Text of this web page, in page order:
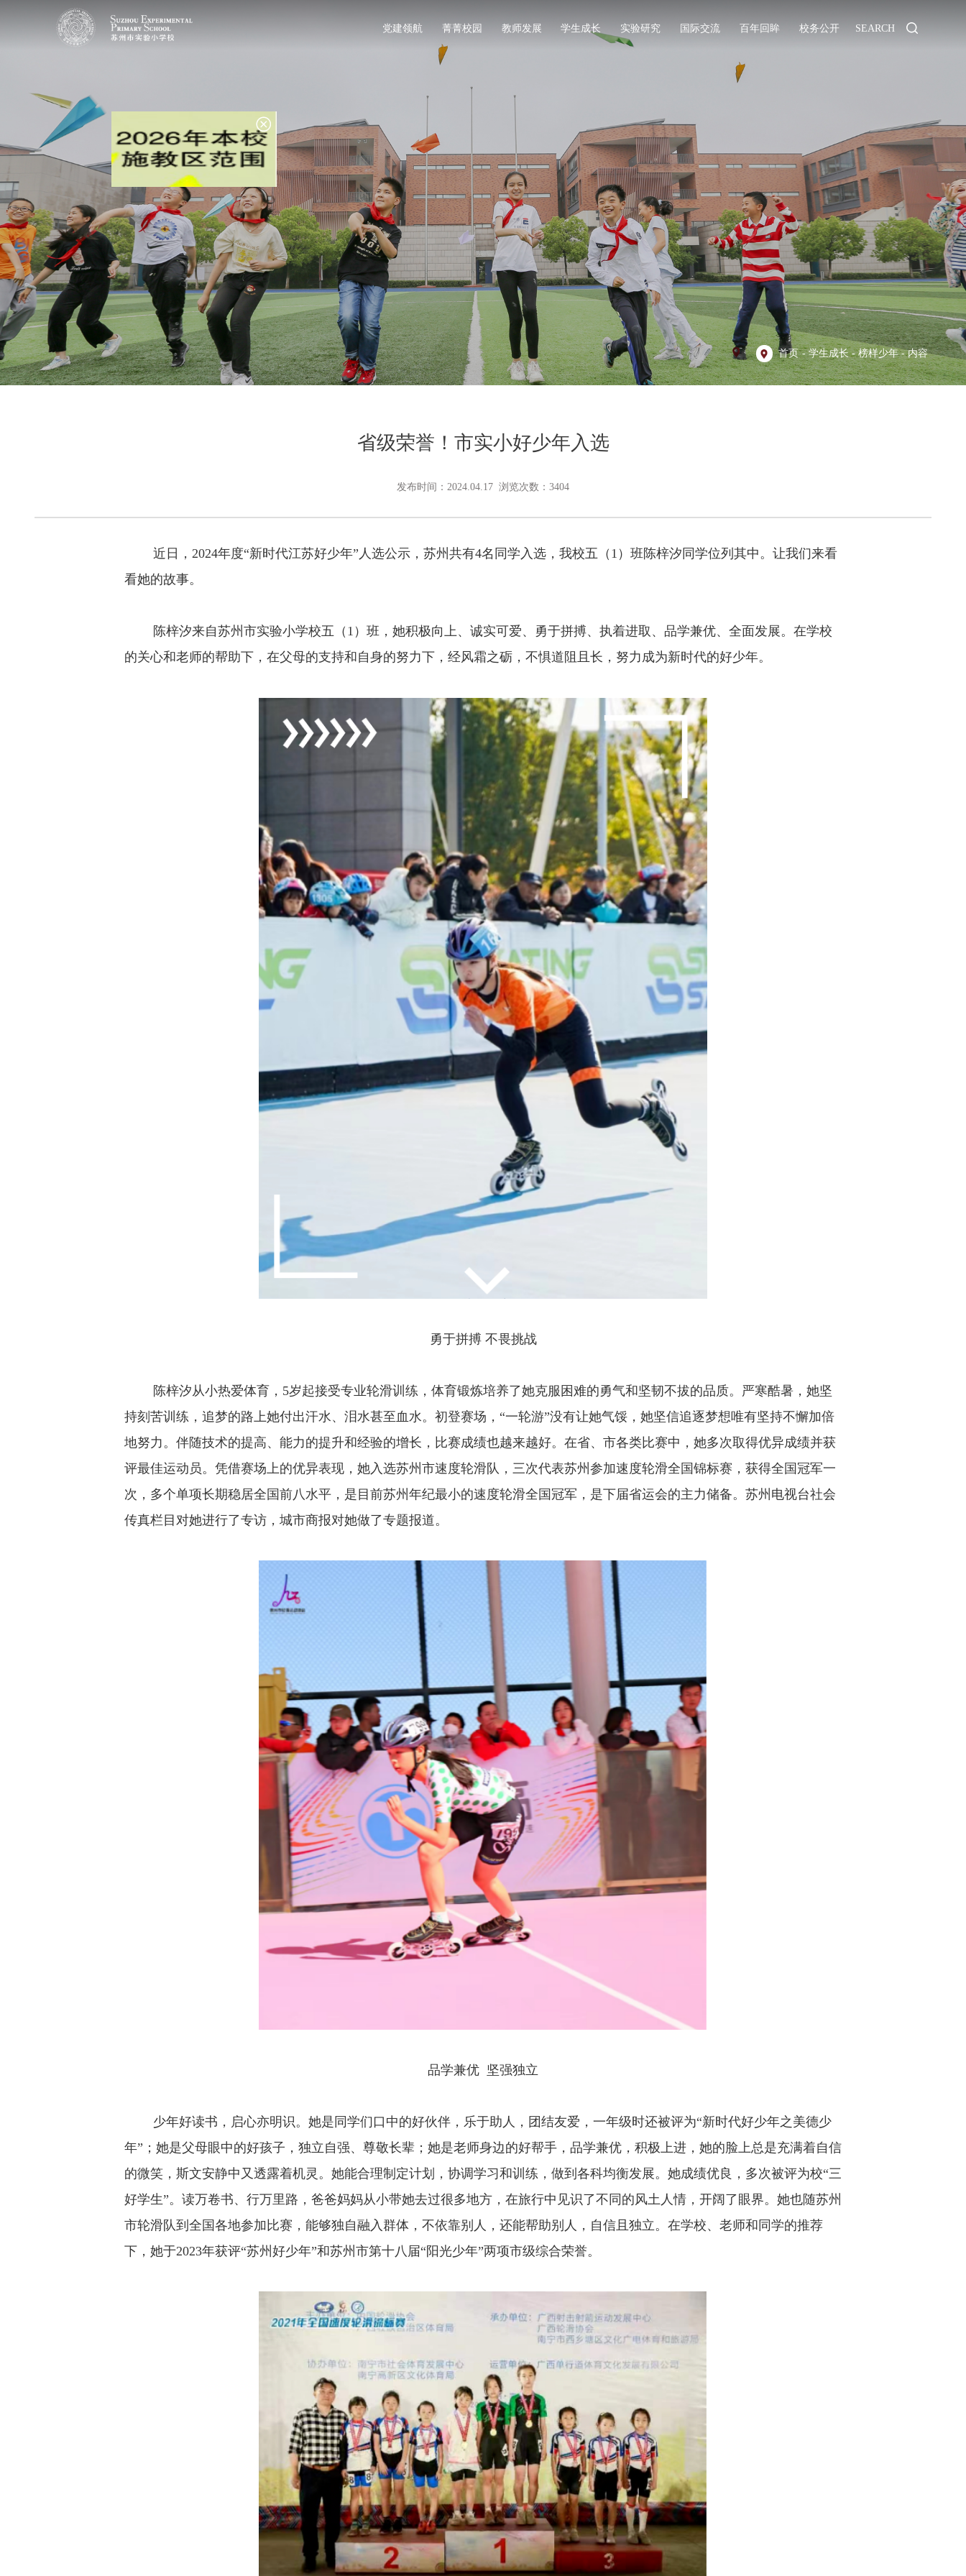
党建领航 菁菁校园 教师发展 学生成长 实验研究 国际交流 百年回眸 校务公开 SEARCH
首页 - 学生成长-榜样少年-内容
省级荣誉！市实小好少年入选
发布时间：2024.04.17 浏览次数：3404
近日，2024年度“新时代江苏好少年”人选公示，苏州共有4名同学入选，我校五（1）班陈梓汐同学位列其中。让我们来看
看她的故事。
陈梓汐来自苏州市实验小学校五（1）班，她积极向上、诚实可爱、勇于拼搏、执着进取、品学兼优、全面发展。在学校
的关心和老师的帮助下，在父母的支持和自身的努力下，经风霜之砺，不惧道阻且长，努力成为新时代的好少年。
勇于拼搏 不畏挑战
陈梓汐从小热爱体育，5岁起接受专业轮滑训练，体育锻炼培养了她克服困难的勇气和坚韧不拔的品质。严寒酷暑，她坚
持刻苦训练，追梦的路上她付出汗水、泪水甚至血水。初登赛场，“一轮游”没有让她气馁，她坚信追逐梦想唯有坚持不懈加倍
地努力。伴随技术的提高、能力的提升和经验的增长，比赛成绩也越来越好。在省、市各类比赛中，她多次取得优异成绩并获
评最佳运动员。凭借赛场上的优异表现，她入选苏州市速度轮滑队，三次代表苏州参加速度轮滑全国锦标赛，获得全国冠军一
次，多个单项长期稳居全国前八水平，是目前苏州年纪最小的速度轮滑全国冠军，是下届省运会的主力储备。苏州电视台社会
传真栏目对她进行了专访，城市商报对她做了专题报道。
品学兼优 坚强独立
少年好读书，启心亦明识。她是同学们口中的好伙伴，乐于助人，团结友爱，一年级时还被评为“新时代好少年之美德少
年”；她是父母眼中的好孩子，独立自强、尊敬长辈；她是老师身边的好帮手，品学兼优，积极上进，她的脸上总是充满着自信
的微笑，斯文安静中又透露着机灵。她能合理制定计划，协调学习和训练，做到各科均衡发展。她成绩优良，多次被评为校“三
好学生”。读万卷书、行万里路，爸爸妈妈从小带她去过很多地方，在旅行中见识了不同的风土人情，开阔了眼界。她也随苏州
市轮滑队到全国各地参加比赛，能够独自融入群体，不依靠别人，还能帮助别人，自信且独立。在学校、老师和同学的推荐
下，她于2023年获评“苏州好少年”和苏州市第十八届“阳光少年”两项市级综合荣誉。